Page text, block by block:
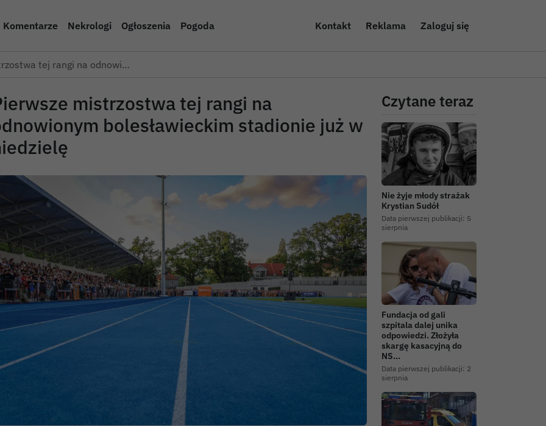
Komentarze Nekrologi Ogłoszenia Pogoda Kontakt Reklama Zaloguj się
tej rangi na odnowi…
mistrzostwa tej rangi na
bolesławieckim stadionie już w
Czytane teraz
Nie żyje młody strażak
Krystian Sudół
Data pierwszej publikacji: 5
sierpnia
Fundacja od gali
szpitala dalej unika
odpowiedzi. Złożyła
skargę kasacyjną do
NS…
Data pierwszej publikacji: 2
sierpnia